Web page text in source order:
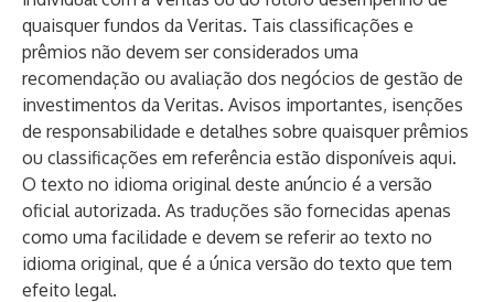
quaisquer fundos da Veritas. Tais classificações e
prêmios não devem ser considerados uma
recomendação ou avaliação dos negócios de gestão de
investimentos da Veritas. Avisos importantes, isenções
de responsabilidade e detalhes sobre quaisquer prêmios
ou classificações em referência estão disponíveis aqui.
O texto no idioma original deste anúncio é a versão
oficial autorizada. As traduções são fornecidas apenas
como uma facilidade e devem se referir ao texto no
idioma original, que é a única versão do texto que tem
efeito legal.